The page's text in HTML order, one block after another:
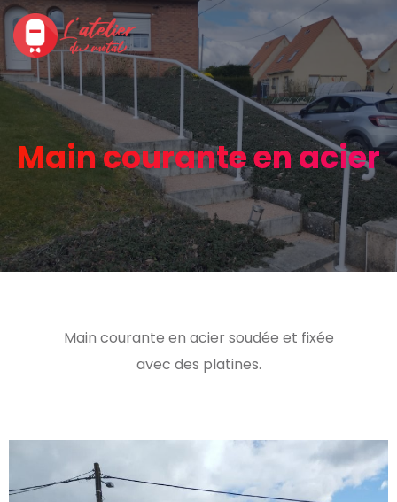
Main courante en acier
Main courante en acier soudée et fixée
avec des platines.